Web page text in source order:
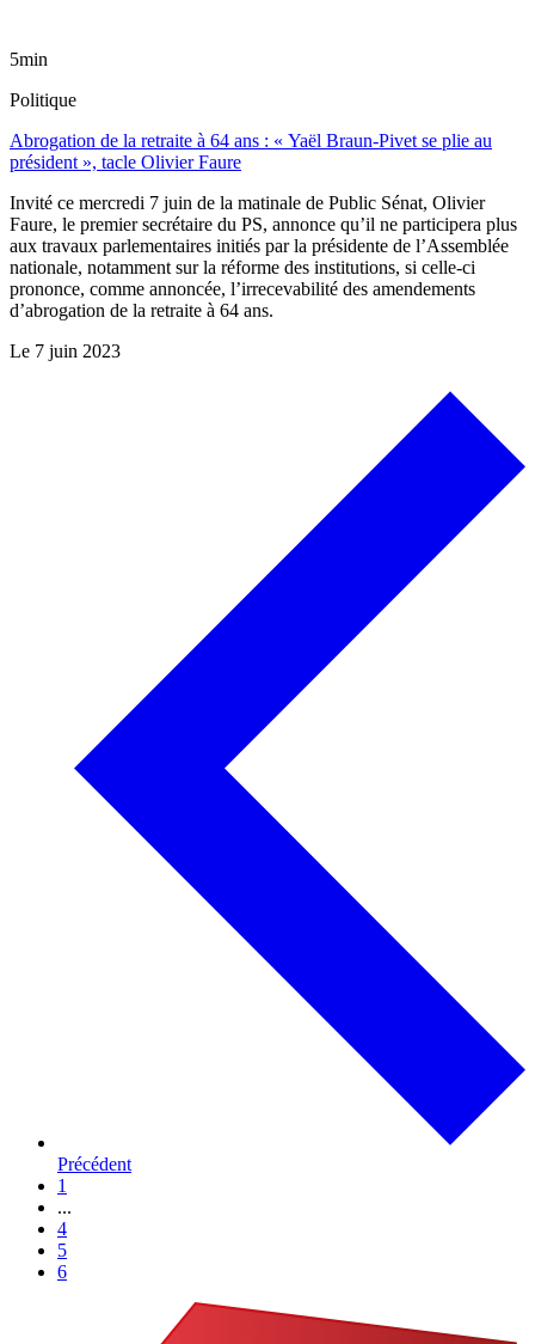
5min
Politique
Abrogation de la retraite à 64 ans : « Yaël Braun-Pivet se plie au
président », tacle Olivier Faure
Invité ce mercredi 7 juin de la matinale de Public Sénat, Olivier
Faure, le premier secrétaire du PS, annonce qu’il ne participera plus
aux travaux parlementaires initiés par la présidente de l’Assemblée
nationale, notamment sur la réforme des institutions, si celle-ci
prononce, comme annoncée, l’irrecevabilité des amendements
d’abrogation de la retraite à 64 ans.
Le 7 juin 2023
Précédent
1
...
4
5
6